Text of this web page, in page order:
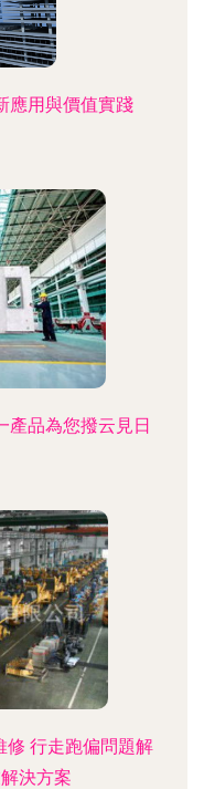
應用與價值實踐
產品為您撥云見日
修 行走跑偏問題解
決方案